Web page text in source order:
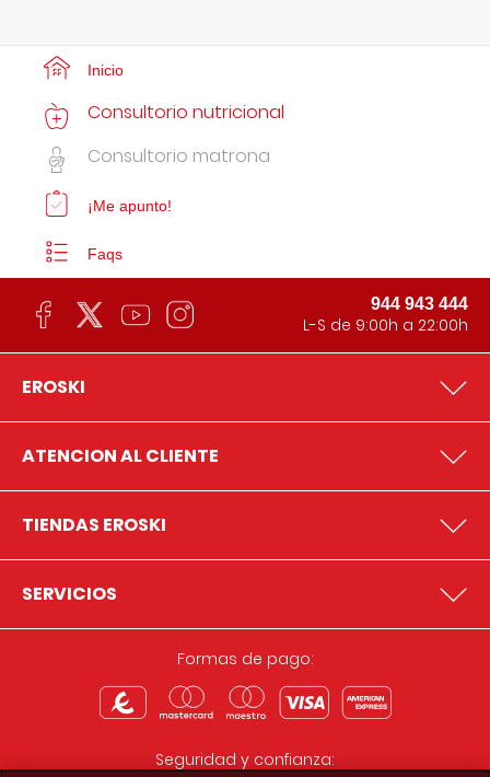
Inicio
Consultorio nutricional
Consultorio matrona
¡Me apunto!
Faqs
944 943 444
L-S de 9:00h a 22:00h
EROSKI
ATENCION AL CLIENTE
TIENDAS EROSKI
SERVICIOS
Formas de pago:
Seguridad y confianza: